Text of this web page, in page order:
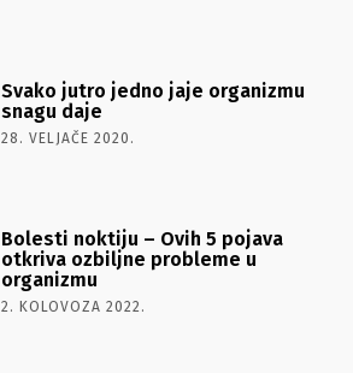
Svako jutro jedno jaje organizmu
snagu daje
28. VELJAČE 2020.
Bolesti noktiju – Ovih 5 pojava
otkriva ozbiljne probleme u
organizmu
2. KOLOVOZA 2022.